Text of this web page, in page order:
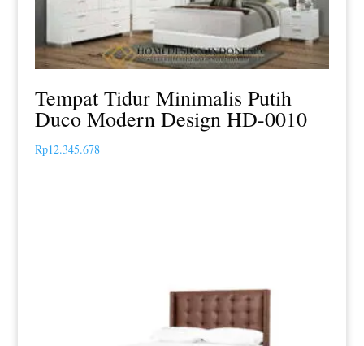
Tempat Tidur Minimalis Putih
Duco Modern Design HD-0010
Rp12.345.678